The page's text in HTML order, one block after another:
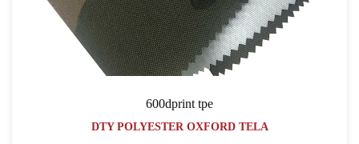
600dprint tpe
DTY POLYESTER OXFORD TELA